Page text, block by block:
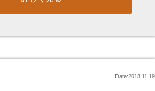
Date:2018.11.19